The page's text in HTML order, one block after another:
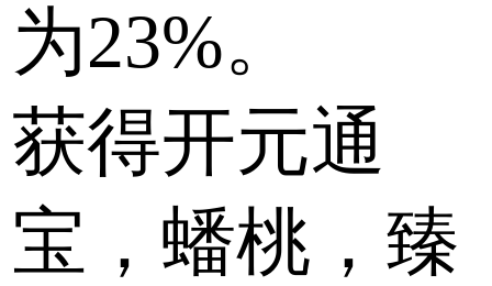
为23%。
获得开元通
宝，蟠桃，臻